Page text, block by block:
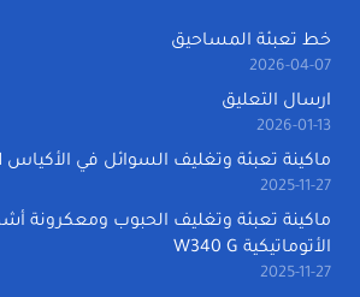
خط تعبئة المساحيق
2026-04-07
ارسال التعليق
2026-01-13
ماكينة تعبئة وتغليف السوائل في الأكياس w120 M
2025-11-27
ماكينة تعبئة وتغليف الحبوب ومعكرونة
الأتوماتيكية W340 G
2025-11-27